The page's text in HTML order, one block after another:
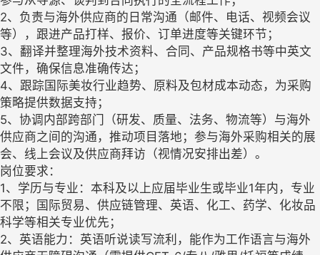
2、负责与海外供应商的日常沟通（邮件、电话、视频会议
等），跟进产品打样、报价、订单进度等关键环节；
3、翻译并整理海外技术资料、合同、产品规格书等中英文
文件，确保信息准确传达；
4、跟踪国际美妆行业趋势、原料及包材成本动态，为采购
策略提供数据支持；
5、协调内部跨部门（研发、质量、法务、物流等）与海外
供应商之间的沟通，推动项目落地；参与海外采购相关的展
会、线上会议及供应商拜访（视情况安排出差）。
岗位要求：
1、学历与专业：本科及以上应届毕业生或毕业1年内，专业
不限；国际贸易、供应链管理、英语、化工、药学、化妆品
科学等相关专业优先；
2、英语能力：英语听说读写流利，能作为工作语言与海外